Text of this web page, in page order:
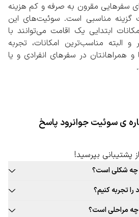
سفرهایی مقرون به صرفه و کم هزینه
گزینه مناسبی است. سوئیت‌های این
ابتدایی یک اقامت می‌توانند با
البته مناسب‌ترین امکانات، تجربه
همراهانتان در سفرهای انفرادی و یا
و یا در هر شهر دیگر، گزینه‌ای
است. اقامتی که هزینه کمتری
امکاناتی تقریبا مشابه باآپارتمان‌ها
را ارائه می‌کنند. تفاوت مهم سوئیت
است. سوئیت‌ها وسعت کمتری
آنلاین
در مسافرخانه‌ها برای سفرهای گروهی،
سوئیت جوانرود حتما به صفحه
وارد کنید و با مشخص کردن تعداد
ی سوئیت جوانرود پاسخ
پشتیبانی بپرسید!
چه شکلی است؟
به صورت ثابت برای تمامی سوئیت قابل
سوئیت مورد نظر خود به قوانین لغو توجه
تجربه کنیم؟
محلی و بومی جذاب، فرهنگ غنی،
مراحلی است؟